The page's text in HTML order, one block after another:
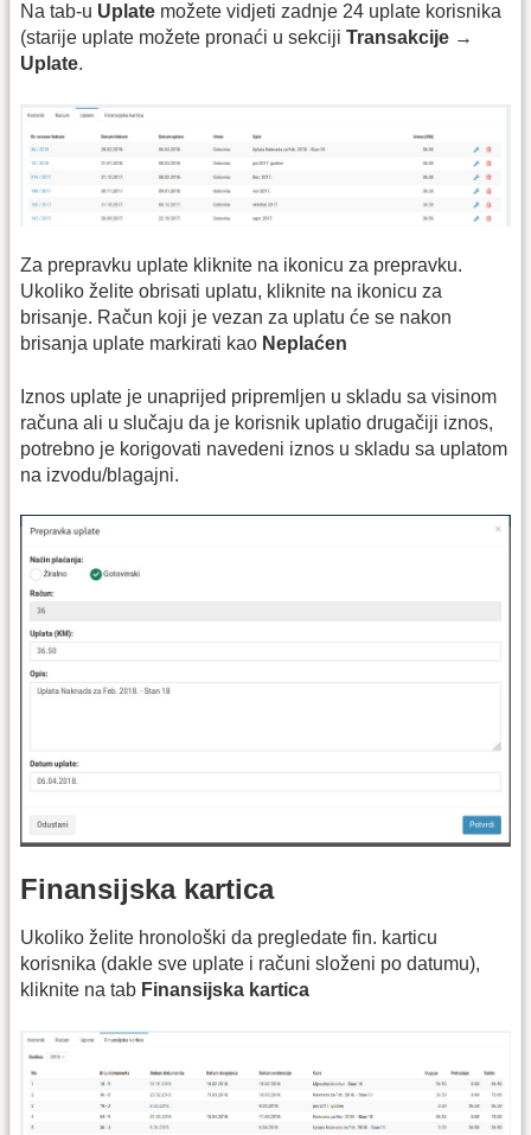
Na tab-u Uplate možete vidjeti zadnje 24 uplate korisnika
(starije uplate možete pronaći u sekciji Transakcije →
Uplate.
Za prepravku uplate kliknite na ikonicu za prepravku.
Ukoliko želite obrisati uplatu, kliknite na ikonicu za
brisanje. Račun koji je vezan za uplatu će se nakon
brisanja uplate markirati kao Neplaćen
Iznos uplate je unaprijed pripremljen u skladu sa visinom
računa ali u slučaju da je korisnik uplatio drugačiji iznos,
potrebno je korigovati navedeni iznos u skladu sa uplatom
na izvodu/blagajni.
Finansijska kartica
Ukoliko želite hronološki da pregledate fin. karticu
korisnika (dakle sve uplate i računi složeni po datumu),
kliknite na tab Finansijska kartica